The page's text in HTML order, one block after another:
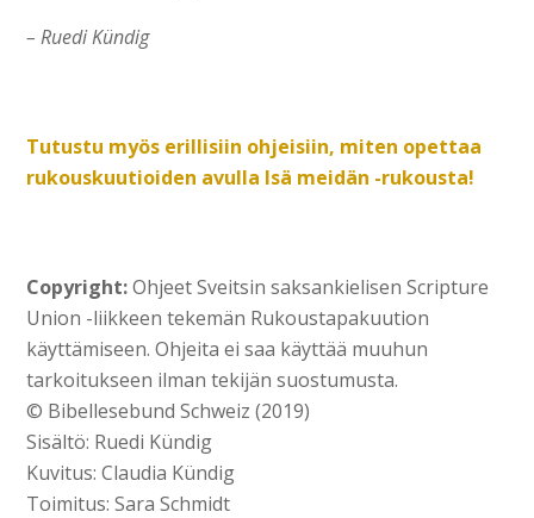
– Ruedi Kündig
Tutustu myös erillisiin ohjeisiin, miten opettaa
rukouskuutioiden avulla Isä meidän -rukousta!
Copyright:Ohjeet Sveitsin saksankielisen Scripture
Union -liikkeen tekemän Rukoustapakuution
käyttämiseen. Ohjeita ei saa käyttää muuhun
tarkoitukseen ilman tekijän suostumusta.
© Bibellesebund Schweiz (2019)
Sisältö: Ruedi Kündig
Kuvitus: Claudia Kündig
Toimitus: Sara Schmidt